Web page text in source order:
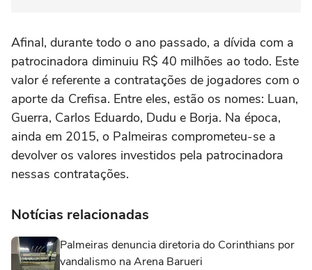
Afinal, durante todo o ano passado, a dívida com a
patrocinadora diminuiu R$ 40 milhões ao todo. Este
valor é referente a contratações de jogadores com o
aporte da Crefisa. Entre eles, estão os nomes: Luan,
Guerra, Carlos Eduardo, Dudu e Borja. Na época,
ainda em 2015, o Palmeiras comprometeu-se a
devolver os valores investidos pela patrocinadora
nessas contratações.
Notícias relacionadas
Palmeiras denuncia diretoria do Corinthians por
vandalismo na Arena Barueri